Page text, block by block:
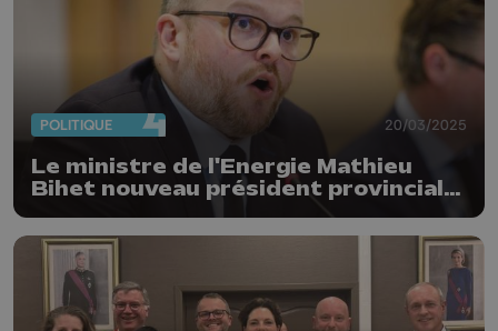
POLITIQUE 20/03/2025
Le ministre de l'Energie Mathieu
Bihet nouveau président provincial
du MR